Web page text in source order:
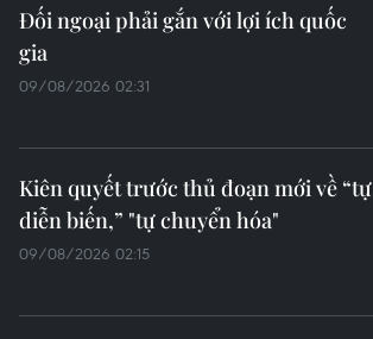
Đối ngoại phải gắn với lợi ích quốc
gia
09/08/2026 02:31
Kiên quyết trước thủ đoạn mới về “tự
diễn biến,” "tự chuyển hóa"
09/08/2026 02:15